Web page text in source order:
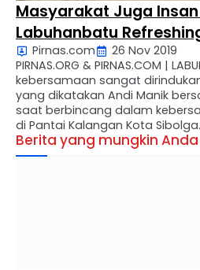
Masyarakat Juga
Labuhanbatu
Elyarosa Siregar
Pirnas.com
26 Nov 2019
PIRNAS.ORG & PIRNAS.COM |
kebersamaan sangat
yang dikatakan Andi Manik
saat berbincang dalam
di Pantai Kalangan Kota
Elyarosa Siregar adalah sosok
kehendak dan memahami
Berita yang mungkin